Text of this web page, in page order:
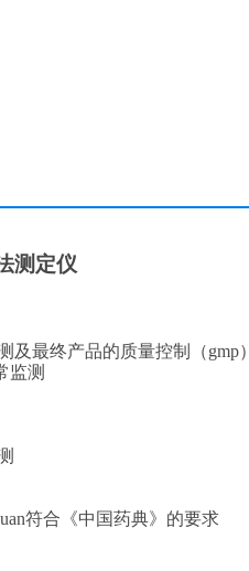
测定仪
及最终产品的质量控制（gmp）
监测
符合《中国药典》的要求